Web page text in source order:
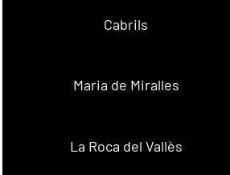
Cabrils
Maria de Miralles
La Roca del Vallès